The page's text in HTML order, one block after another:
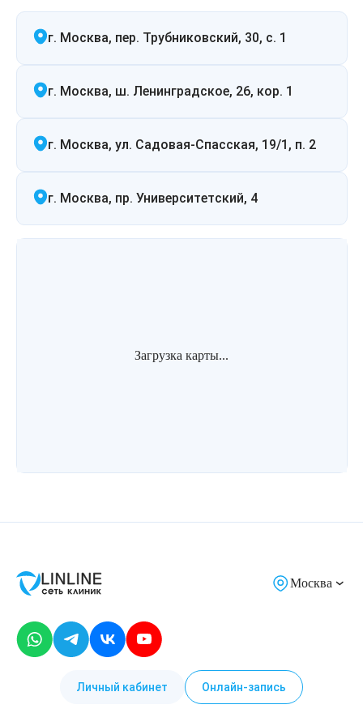
г. Москва, пер. Трубниковский, 30, с. 1
г. Москва, ш. Ленинградское, 26, кор. 1
г. Москва, ул. Садовая-Спасская, 19/1, п. 2
г. Москва, пр. Университетский, 4
Загрузка карты...
Москва
Личный кабинет Онлайн-запись
Удаление новообразований
Лазерное лечение постакне
QOOL- омоложение
Восстановление здоровья волос
Сделать педикюр
Купить абонемент